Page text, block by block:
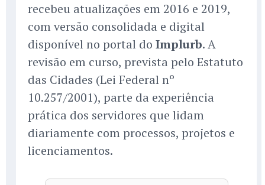
recebeu atualizações em 2016 e 2019,
com versão consolidada e digital
disponível no portal do Implurb. A
revisão em curso, prevista pelo Estatuto
das Cidades (Lei Federal nº
10.257/2001), parte da experiência
prática dos servidores que lidam
diariamente com processos, projetos e
licenciamentos.